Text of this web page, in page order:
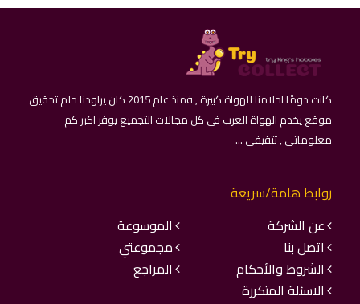
كانت دومًا احلامنا للهواة كبيرة , فمنذ عام 2015 كان يراودنا حلم تحقيق
موقع يخدم الهواة العرب في كل مجالات التجميع يوفر اكبر كم
معلوماتي , تثقيفي ...
روابط هامة/سريعة
عن الشركة
الموسوعة
اتصل بنا
مجموعتي
الشروط والأحكام
المراجع
الاسئلة المتكررة